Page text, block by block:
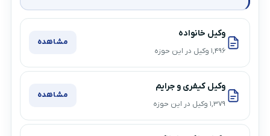
وکیل خانواده
۱,۴۹۶ وکیل در این حوزه
مشاهده
وکیل کیفری و جرایم
۱,۳۷۹ وکیل در این حوزه
مشاهده